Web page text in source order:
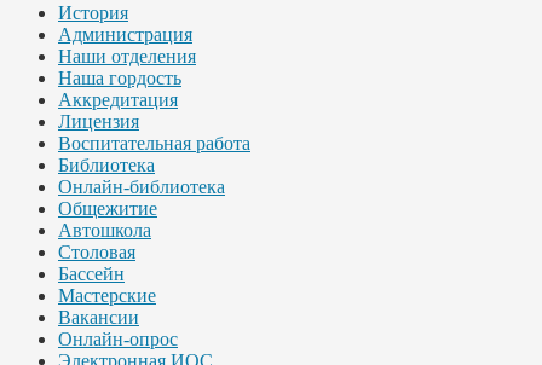
История
Администрация
Наши отделения
Наша гордость
Аккредитация
Лицензия
Воспитательная работа
Библиотека
Онлайн-библиотека
Общежитие
Автошкола
Столовая
Бассейн
Мастерские
Вакансии
Онлайн-опрос
Электронная ИОС